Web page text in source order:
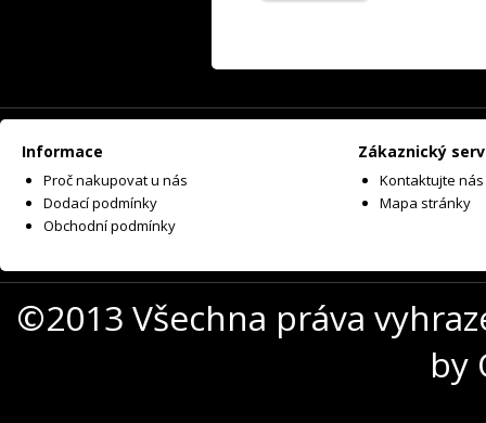
Informace
Proč nakupovat u nás
Dodací podmínky
Obchodní podmínky
Zákaznický
Kontaktujte nás
Mapa stránky
©2013 Všechna práva
by